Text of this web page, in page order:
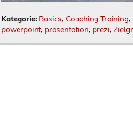
Kategorie: Basics, Coaching Training,
powerpoint, präsentation, prezi,